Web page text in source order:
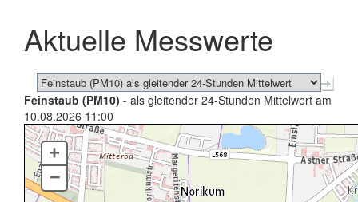
schließen
Aktuelle Messwerte
Feinstaub (PM10) - als gleitender 24-Stunden Mittelwert am
10.08.2026 11:00
+
–